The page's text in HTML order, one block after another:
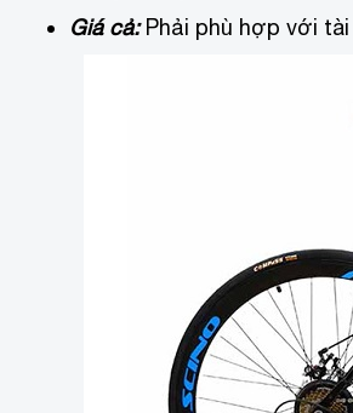
Giá cả:Phải phù hợp với tài